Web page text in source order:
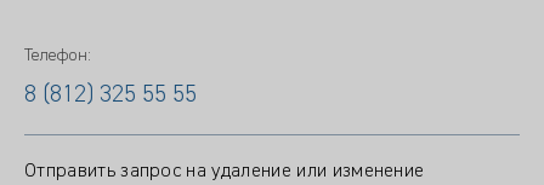
Телефон:
8 (812) 325 55 55
Отправить запрос на удаление или изменение